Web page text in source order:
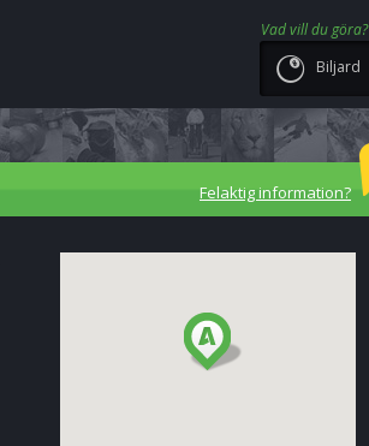
Vad vill du göra?
Biljard
Felaktig information?